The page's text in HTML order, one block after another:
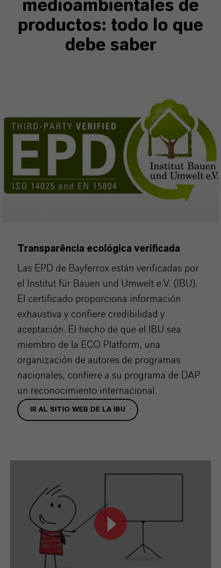
medioambientales de
productos: todo lo que
debe saber
Transparência ecológica verificada
Las EPD de Bayferrox están verificadas por
el Institut für Bauen und Umwelt e.V. (IBU).
El certificado proporciona información
exhaustiva y confiere credibilidad y
aceptación. El hecho de que el IBU sea
miembro de la ECO Platform, una
organización de autores de programas
nacionales, confiere a su programa de DAP
un reconocimiento internacional.
IR AL SITIO WEB DE LA IBU